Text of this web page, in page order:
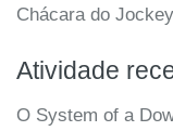
Chácara do
Atividade
O System of a